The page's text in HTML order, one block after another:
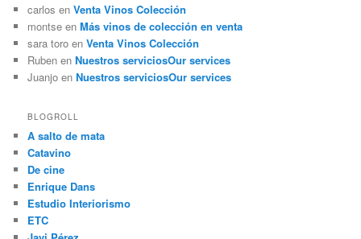
carlos enVenta Vinos Colección
montse enMás vinos de colección en venta
sara toro enVenta Vinos Colección
Ruben enNuestros serviciosOur services
Juanjo enNuestros serviciosOur services
BLOGROLL
A salto de mata
Catavino
De cine
Enrique Dans
Estudio Interiorismo
ETC